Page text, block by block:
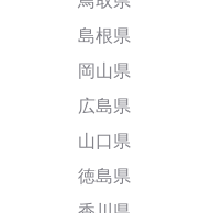
島根県
岡山県
広島県
山口県
徳島県